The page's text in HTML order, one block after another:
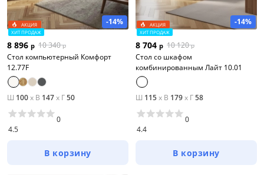
-14%
АКЦИЯ
ХИТ ПРОДАЖ
8 896 р 10 340 р
Стол компьютерный Комфорт
12.77F
Ш 100x В 147x Г50
4.5
0
В корзину
-14%
АКЦИЯ
ХИТ ПРОДАЖ
8 704 р 10 120 р
Стол со шкафом
комбинированным Лайт 10.01
Ш 115x В 179x Г58
4.4
0
В корзину